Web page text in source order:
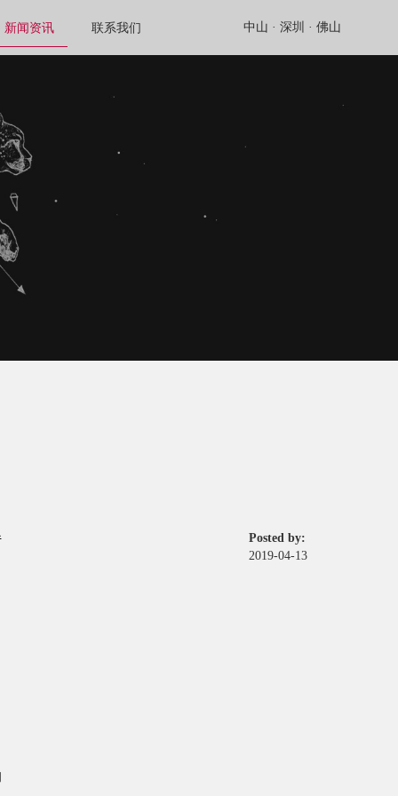
中山 · 深圳 · 佛山
新闻资讯 联系我们
Posted by:
2019-04-13